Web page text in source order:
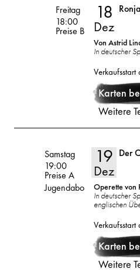
18
Dez
Von Astrid
In deutscher
Karten
Weitere
Volksoper
Freitag
18:00
Preise B
19
Dez
Der
Operette von
In deutscher
englischen
Karten
Weitere
Volksoper
Samstag
19:00
Preise A
Jugendabo